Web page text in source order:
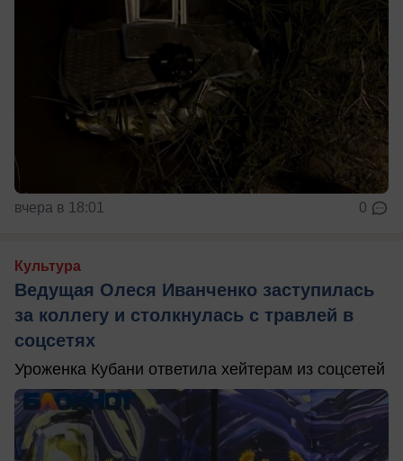
вчера в 18:01 0
Культура
Ведущая Олеся Иванченко заступилась
за коллегу и столкнулась с травлей в
соцсетях
Уроженка Кубани ответила хейтерам из соцсетей